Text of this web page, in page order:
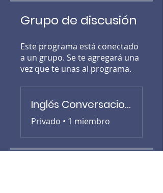
Grupo de discusión
Este programa está conectado
a un grupo. Se te agregará una
vez que te unas al programa.
Inglés Conversacional *Municipalidad Avanza*
Privado • 1 miembro